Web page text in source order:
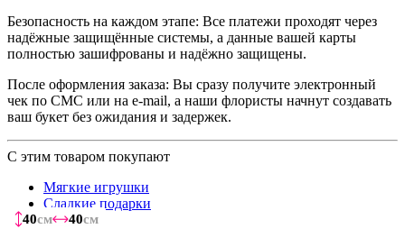
40см 40см
40см 40см
40см 40см
40см 40см
40см 40см
40см 40см
40см 40см
Безопасность на каждом этапе: Все платежи проходят через
надёжные защищённые системы, а данные вашей карты
полностью зашифрованы и надёжно защищены.
После оформления заказа: Вы сразу получите электронный
чек по СМС или на e-mail, а наши флористы начнут создавать
ваш букет без ожидания и задержек.
С этим товаром покупают
Мягкие игрушки
Сладкие подарки
Шарики